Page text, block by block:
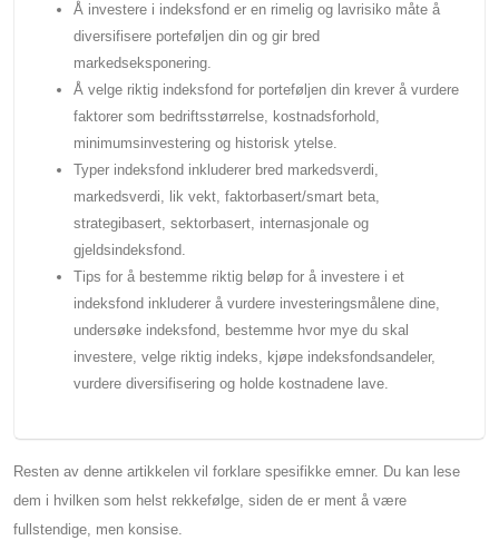
Å investere i indeksfond er en rimelig og lavrisiko måte å
diversifisere porteføljen din og gir bred
markedseksponering.
Å velge riktig indeksfond for porteføljen din krever å vurdere
faktorer som bedriftsstørrelse, kostnadsforhold,
minimumsinvestering og historisk ytelse.
Typer indeksfond inkluderer bred markedsverdi,
markedsverdi, lik vekt, faktorbasert/smart beta,
strategibasert, sektorbasert, internasjonale og
gjeldsindeksfond.
Tips for å bestemme riktig beløp for å investere i et
indeksfond inkluderer å vurdere investeringsmålene dine,
undersøke indeksfond, bestemme hvor mye du skal
investere, velge riktig indeks, kjøpe indeksfondsandeler,
vurdere diversifisering og holde kostnadene lave.
Resten av denne artikkelen vil forklare spesifikke emner. Du kan lese
dem i hvilken som helst rekkefølge, siden de er ment å være
fullstendige, men konsise.